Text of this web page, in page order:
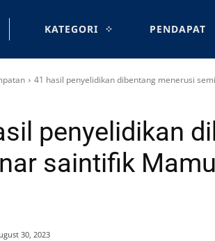
KATEGORI PENDAPAT
41 hasil penyelidikan dibentang menerusi
penyelidikan
saintifik
30, 2023